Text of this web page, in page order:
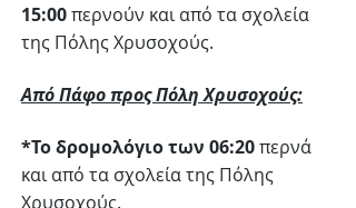
15:00περνούν και από τα σχολεία
της Πόλης Χρυσοχούς.
Από Πάφο προς Πόλη Χρυσοχούς:
*Το δρομολόγιο των 06:20περνά
και από τα σχολεία της Πόλης
Χρυσοχούς.